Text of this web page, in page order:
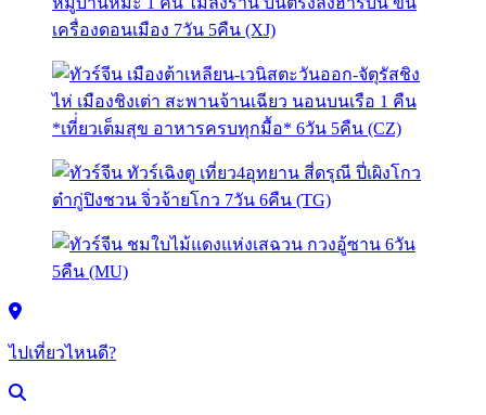
ไปเที่ยวไหนดี?